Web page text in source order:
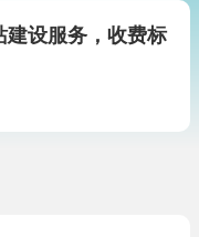
建设服务，收费标